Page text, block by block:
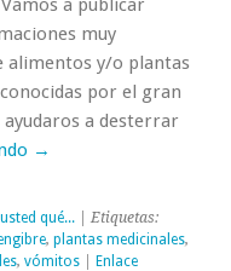
a publicar
muy
alimentos y/o plantas
por el gran
a desterrar
→
qué... | Etiquetas:
, plantas medicinales,
, vómitos
Enlace